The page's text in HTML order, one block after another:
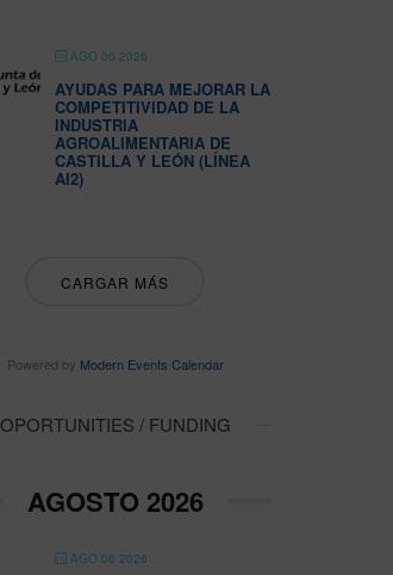
AGO 06 2026
AYUDAS PARA MEJORAR LA
COMPETITIVIDAD DE LA
INDUSTRIA
AGROALIMENTARIA DE
CASTILLA Y LEÓN (LÍNEA
AI2)
CARGAR MÁS
Powered by Modern Events Calendar
OPORTUNITIES / FUNDING
AGOSTO 2026
AGO 06 2026